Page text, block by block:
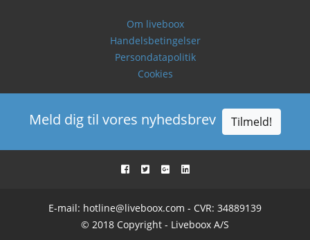
Om liveboox
Handelsbetingelser
Persondatapolitik
Cookies
Meld dig til vores nyhedsbrev Tilmeld!
E-mail: hotline@liveboox.com - CVR: 34889139
© 2018 Copyright - Liveboox A/S